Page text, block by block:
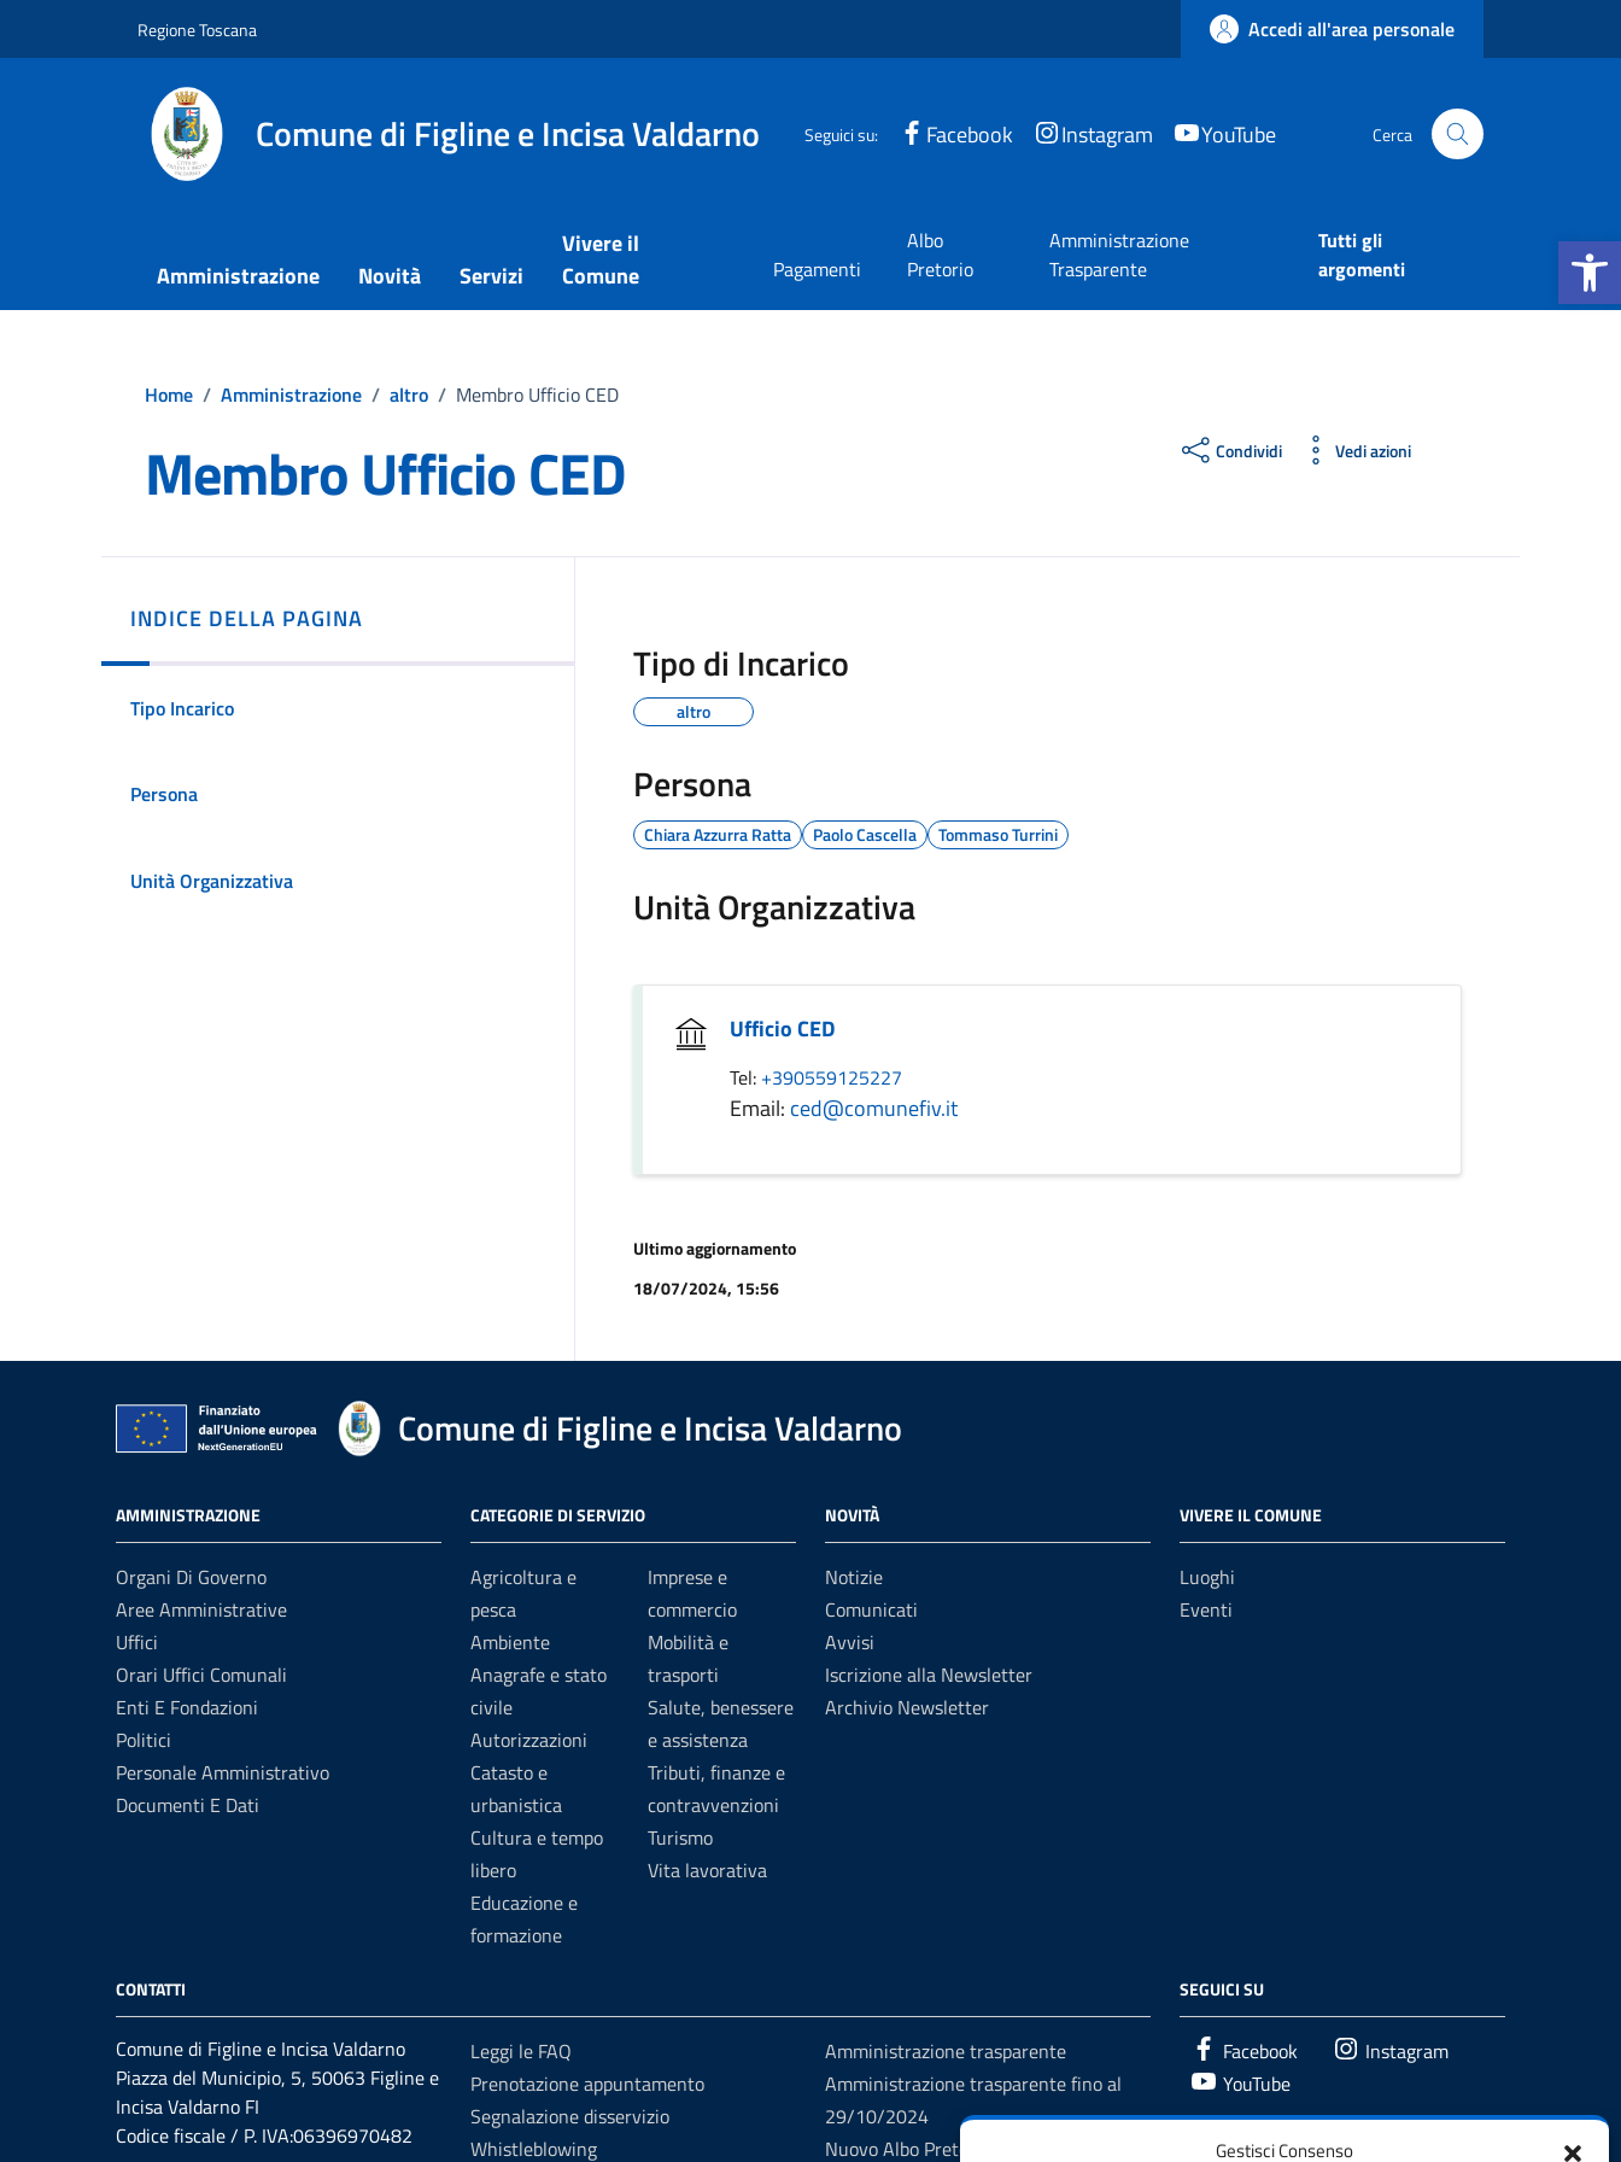
Apri la
Gestisci Consenso
Regione Toscana Accedi all'area personale
Comune di Figline e Incisa Valdarno Seguici su: Facebook Instagram YouTube Cerca
Amministrazione Novità Servizi
Vivere il
Comune
Pagamenti
Albo
Pretorio
Amministrazione
Trasparente
Tutti gli
argomenti
Home / Amministrazione / altro / Membro Ufficio CED
Membro Ufficio CED Condividi Vedi azioni
INDICE DELLA PAGINA
Tipo Incarico
Persona
Unità Organizzativa
Tipo di Incarico
altro
Persona
Chiara Azzurra Ratta Paolo Cascella Tommaso Turrini
Unità Organizzativa
Ufficio CED
Tel: +390559125227
Email: ced@comunefiv.it
Ultimo aggiornamento
18/07/2024, 15:56
Comune di Figline e Incisa Valdarno
AMMINISTRAZIONE
Organi Di Governo
Aree Amministrative
Uffici
Orari Uffici Comunali
Enti E Fondazioni
Politici
Personale Amministrativo
Documenti E Dati
CATEGORIE DI SERVIZIO
Agricoltura e
pesca
Ambiente
Anagrafe e stato
civile
Autorizzazioni
Catasto e
urbanistica
Cultura e tempo
libero
Educazione e
formazione
Imprese e
commercio
Mobilità e
trasporti
Salute, benessere
e assistenza
Tributi, finanze e
contravvenzioni
Turismo
Vita lavorativa
NOVITÀ
Notizie
Comunicati
Avvisi
Iscrizione alla Newsletter
Archivio Newsletter
VIVERE IL COMUNE
Luoghi
Eventi
CONTATTI
Comune di Figline e Incisa Valdarno
Piazza del Municipio, 5, 50063 Figline e
Incisa Valdarno FI
Codice fiscale / P. IVA:06396970482
Leggi le FAQ
Prenotazione appuntamento
Segnalazione disservizio
Whistleblowing
Amministrazione trasparente
Amministrazione trasparente fino al
29/10/2024
Nuovo Albo Pretorio
SEGUICI SU
Facebook
Instagram
YouTube